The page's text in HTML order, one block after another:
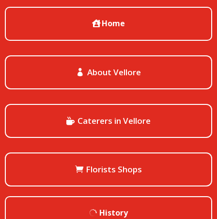
Home
About Vellore
Caterers in Vellore
Florists Shops
History